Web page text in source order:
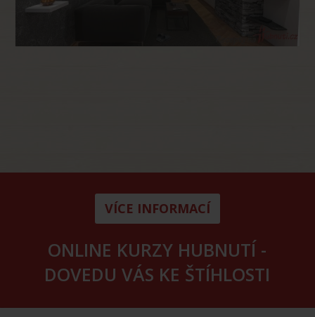
VÍCE INFORMACÍ
ONLINE KURZY HUBNUTÍ -
DOVEDU VÁS KE ŠTÍHLOSTI